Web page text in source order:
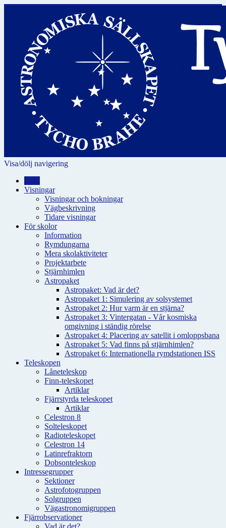
Visa/dölj navigering
Visningar
Visningar och bokningar
Vägbeskrivning
Tidare visningar
För skolor
Information
Rymdungarna
Mera skolaktiviteter
Projektarbete
Stjärnhimlen
Astropaket
Astropaket: Vad är det?
Astropaket 1: Simulering av solsystemet
Astropaket 2: Hur varm är en stjärna?
Astropaket 3: Vintergatan - Vår kosmiska
omgivning i ständig rörelse
Astropaket 4: Placering av satellit i omloppsbana
Astropaket 5: Vad finns på stjärnhimlen?
Astropaket 6: Internationella rymdstationen ISS
Teleskopen
Låneteleskop
Finn-teleskopet
Artiklar
Fjärrstyrda teleskopet
Artiklar
Celestron 8
Solteleskopet
Radioteleskopet
Celestron 14
Latinrefraktorn
Dobsonteleskop
Intressegrupper
Sektioner
Astrofotogruppen
Solgruppen
Vägastronomigruppen
Fjärrobservationer
Vad är det?